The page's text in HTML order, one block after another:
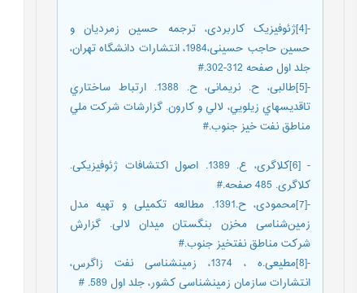
-[4]ژئوفیزیک کاربردی، ترجمه حسین زمردیان و
حسین حاجب حسینی،1984، انتشارات دانشگاه تهران،
جلد اول صفحه 312-302.#
-[5]طالبی، ح. نریمانی، ح. 1388. ارتباط ساختاري
تاقديسهاي زيلويي، لالي و كارون. گزارشات شركت ملي
مناطق نفت خيز جنوب.#
- [6]کلاگری، ع. 1389. اصول اکتشافات ژئوفیزیکی.
کلاگری. 485 صفحه.#
-[7]محمودی، ح.1391. مطالعه تکمیلی و تهیه مدل
زمین‌شناسی مخزن بنگستان میدان لالی. گزارش
شرکت مناطق نفت‎خیز جنوب.#
-[8]مطیعی.ه ، 1374، زمین‎شناسی نفت زاگرس،
انتشارات سازمان زمین‎شناسی کشور، جلد اول 589. #